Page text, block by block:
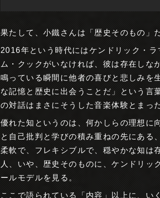
果たして、小鐵さんは「歴史そのもの」
2016年という時代にはケンドリック・
ム・クックがいなければ、彼は存在しな
鳴っている瞬間に他者の喜びと悲しみを
な記憶と歴史に出会うことだ」という言
の対話はまさにそうした音楽体験とまっ
優れた知というのは、何かしらの理想に
と自己批判と学びの積み重ねの先にある
柔軟で、フレキシブルで、穏やかな知は
人、いや、歴史そのものに、ケンドリッ
ールモデルを見る。
ここで語られている「内容」以上に、い